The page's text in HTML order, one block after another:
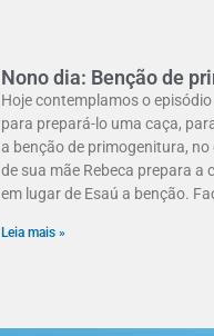
Nono dia: Benção de
Hoje contemplamos o
para prepará-lo uma caça,
a benção de primogenitura,
de sua mãe Rebeca prepara a
em lugar de Esaú a benção.
Leia mais »